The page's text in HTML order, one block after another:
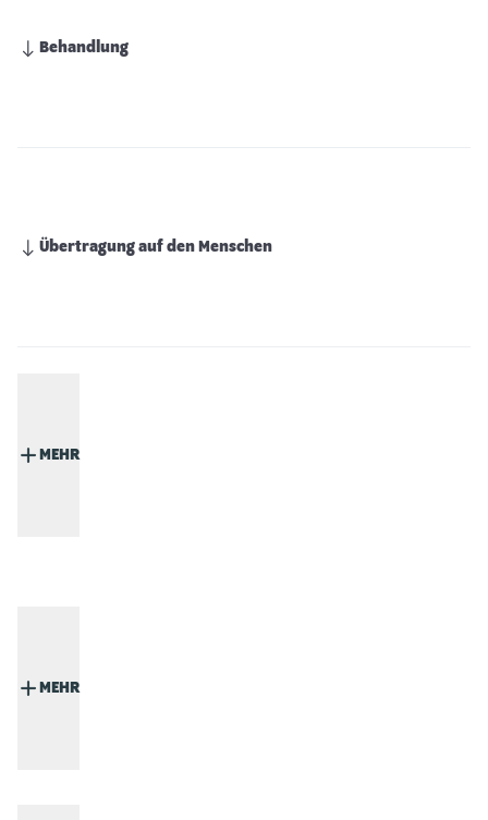
Behandlung
Übertragung auf den Menschen
MEHR
MEHR